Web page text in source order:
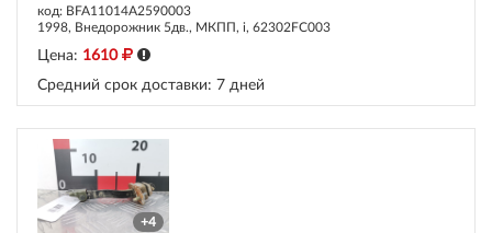
код: BFA11014A2590003
1998, Внедорожник 5дв., МКПП, i, 62302FC003
Цена: 1610
Средний срок доставки: 7 дней
+4